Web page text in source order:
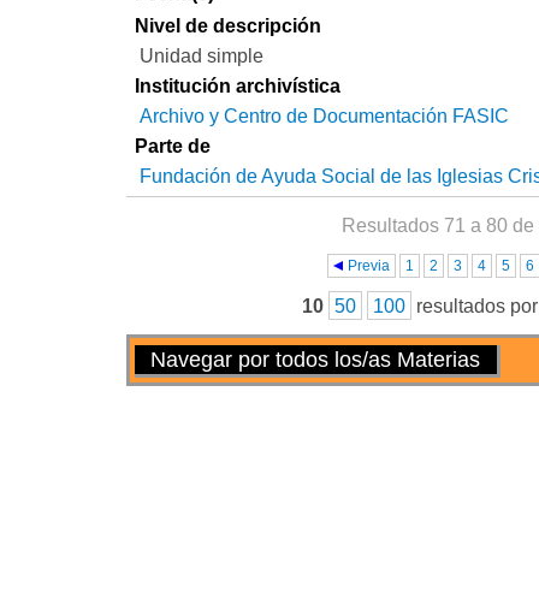
Nivel de descripción
Unidad simple
Institución archivística
Archivo y Centro de Documentación FASIC
Parte de
Fundación de Ayuda Social de las Iglesias
Resultados 71 a 80 de
Previa 1 2 3 4 5 6
10 50 100 resultados
Acciones
Navegar por todos los/as Materias